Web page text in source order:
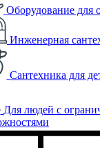
Оборудование для
Инженерная
Сантехника для
Для людей с